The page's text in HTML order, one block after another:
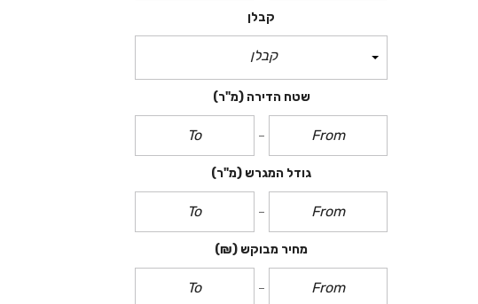
קבלן
קבלן
שטח הדירה(מ"ר)
גודל המגרש (מ"ר)
מחיר מבוקש (₪)